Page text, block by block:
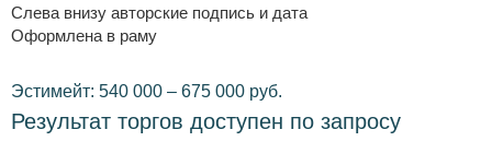
Слева внизу авторские подпись и дата
Оформлена в раму
Эстимейт: 540 000 – 675 000 руб.
Результат торгов доступен по запросу